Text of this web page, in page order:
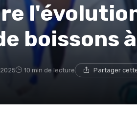
boissons
10 min de lecture Partager